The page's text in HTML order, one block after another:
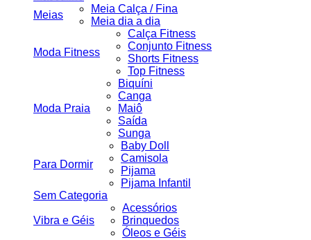
Meias
Meia Calça / Fina
Meia dia a dia
Moda Fitness
Calça Fitness
Conjunto Fitness
Shorts Fitness
Top Fitness
Moda Praia
Biquíni
Canga
Maiô
Saída
Sunga
Para Dormir
Baby Doll
Camisola
Pijama
Pijama Infantil
Sem Categoria
Vibra e Géis
Acessórios
Brinquedos
Óleos e Géis